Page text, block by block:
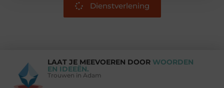
Dienstverlening
LAAT JE MEEVOEREN DOOR WOORDEN
EN IDEEËN.
Trouwen in Adam